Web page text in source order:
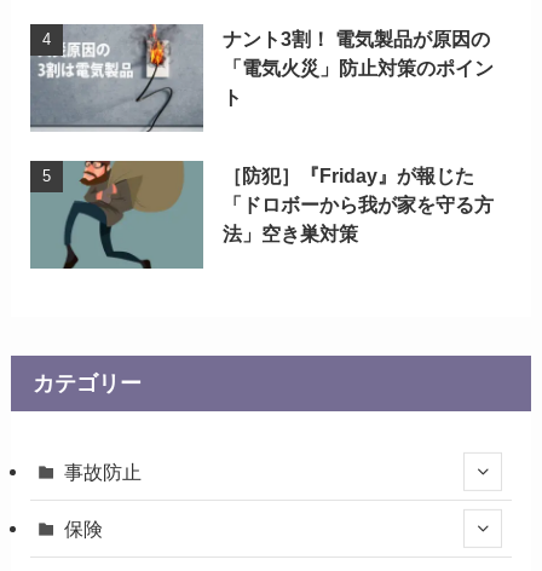
ナント3割！ 電気製品が原因の
「電気火災」防止対策のポイン
ト
［防犯］『Friday』が報じた
「ドロボーから我が家を守る方
法」空き巣対策
カテゴリー
事故防止
保険